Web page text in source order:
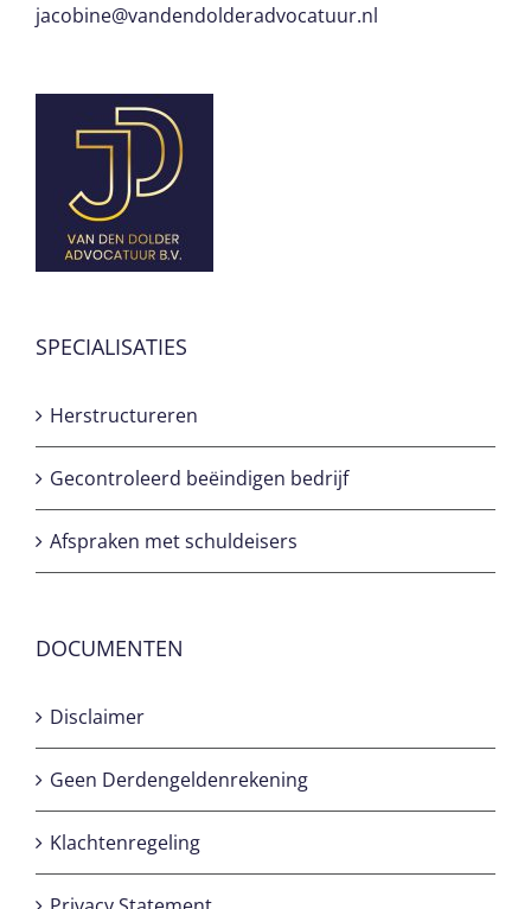
jacobine@vandendolderadvocatuur.nl
SPECIALISATIES
Herstructureren
Gecontroleerd beëindigen bedrijf
Afspraken met schuldeisers
DOCUMENTEN
Disclaimer
Geen Derdengeldenrekening
Klachtenregeling